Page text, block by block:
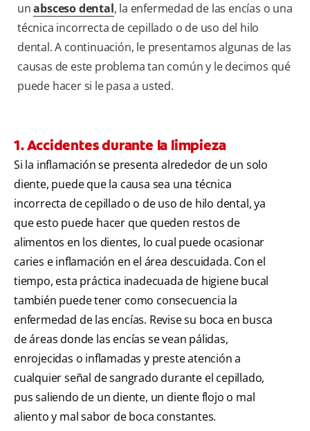
unabsceso dental, la enfermedad de las encías o una
técnica incorrecta de cepillado o de uso del hilo
dental. A continuación, le presentamos algunas de las
causas de este problema tan común y le decimos qué
puede hacer si le pasa a usted.
1. Accidentes durante la limpieza
Si la inflamación se presenta alrededor de un solo
diente, puede que la causa sea una técnica
incorrecta de cepillado o de uso de hilo dental, ya
que esto puede hacer que queden restos de
alimentos en los dientes, lo cual puede ocasionar
caries e inflamación en el área descuidada. Con el
tiempo, esta práctica inadecuada de higiene bucal
también puede tener como consecuencia la
enfermedad de las encías. Revise su boca en busca
de áreas donde las encías se vean pálidas,
enrojecidas o inflamadas y preste atención a
cualquier señal de sangrado durante el cepillado,
pus saliendo de un diente, un diente flojo o mal
aliento y mal sabor de boca constantes.